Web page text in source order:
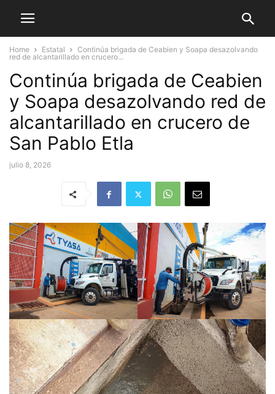
Home Estatal
Continúa brigada de Ceabien y Soapa desazolvando
red de alcantarillado en crucero...
Continúa brigada de Ceabien
y Soapa desazolvando red de
alcantarillado en crucero de
San Pablo Etla
julio 8, 2026